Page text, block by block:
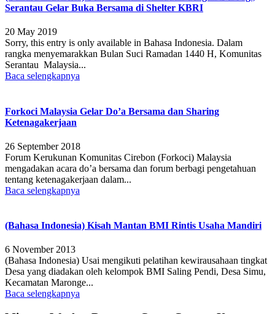
Serantau Gelar Buka Bersama di Shelter KBRI
20 May 2019
Sorry, this entry is only available in Bahasa Indonesia. Dalam
rangka menyemarakkan Bulan Suci Ramadan 1440 H, Komunitas
Serantau Malaysia...
Baca selengkapnya
Forkoci Malaysia Gelar Do’a Bersama dan Sharing
Ketenagakerjaan
26 September 2018
Forum Kerukunan Komunitas Cirebon (Forkoci) Malaysia
mengadakan acara do’a bersama dan forum berbagi pengetahuan
tentang ketenagakerjaan dalam...
Baca selengkapnya
(Bahasa Indonesia) Kisah Mantan BMI Rintis Usaha Mandiri
6 November 2013
(Bahasa Indonesia) Usai mengikuti pelatihan kewirausahaan tingkat
Desa yang diadakan oleh kelompok BMI Saling Pendi, Desa Simu,
Kecamatan Maronge...
Baca selengkapnya